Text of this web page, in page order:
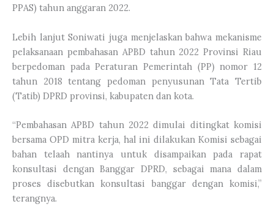
PPAS) tahun anggaran 2022.
Lebih lanjut Soniwati juga menjelaskan bahwa mekanisme
pelaksanaan pembahasan APBD tahun 2022 Provinsi Riau
berpedoman pada Peraturan Pemerintah (PP) nomor 12
tahun 2018 tentang pedoman penyusunan Tata Tertib
(Tatib) DPRD provinsi, kabupaten dan kota.
“Pembahasan APBD tahun 2022 dimulai ditingkat komisi
bersama OPD mitra kerja, hal ini dilakukan Komisi sebagai
bahan telaah nantinya untuk disampaikan pada rapat
konsultasi dengan Banggar DPRD, sebagai mana dalam
proses disebutkan konsultasi banggar dengan komisi,”
terangnya.